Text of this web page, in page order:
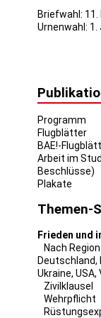
Briefwahl: 11.
Urnenwahl: 1.
Programm
Flugblätter
BAE!-
Arbeit im
Beschlüsse)
Plakate
Themen-
Frieden und
Nach
Deutschland,
Ukraine, USA,
Zivilklausel
Wehrpflicht